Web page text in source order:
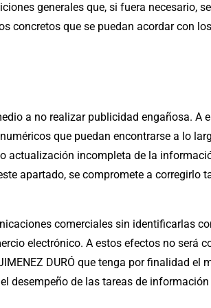
generales que, si fuera necesario,
concretos que se puedan acordar con
a no realizar publicidad engañosa. A
que puedan encontrarse a lo
incompleta de la
apartado, se compromete a
comerciales sin identificarlas
electrónico. A estos efectos no será
DURÓ que tenga por finalidad
desempeño de las tareas de